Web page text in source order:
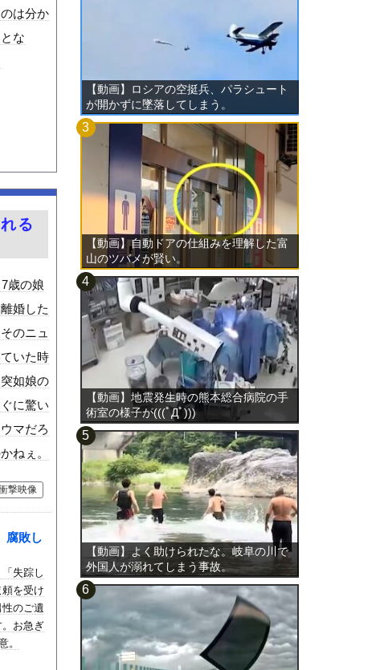
は分か
な
る
歳の娘
婚した
のニュ
いた時
如娘の
に驚い
マだろ
ねぇ。
撃映像
腐敗し
失踪し
を受け
のご遺
お急ぎ
。
【動画】ロシアの空挺兵、パラシュート
が開かずに墜落してしまう。
【動画】自動ドアの仕組みを理解した富
山のツバメが賢い。
【動画】地震発生時の熊本総合病院の手
術室の様子が(((ﾟДﾟ)))
【動画】よく助けられたな。岐阜の川で
外国人が溺れてしまう事故。